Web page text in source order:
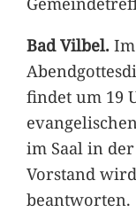
Bad Vilbel.Im
findet um 19
im Saal in der
Vorstand
beantworten.